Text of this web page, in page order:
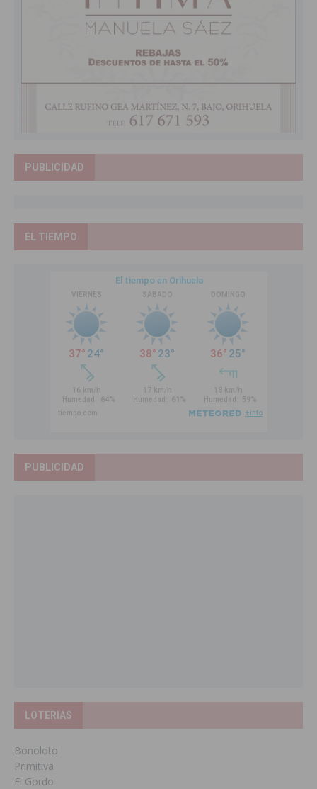
PUBLICIDAD
EL TIEMPO
PUBLICIDAD
LOTERIAS
Bonoloto
Primitiva
El Gordo